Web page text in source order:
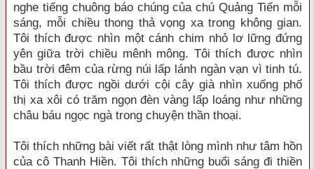
nghe tiếng chuông báo chúng của chú Quảng Tiến mỗi
sáng, mỗi chiều thong thả vọng xa trong không gian.
Tôi thích được nhìn một cánh chim nhỏ lơ lững đứng
yên giữa trời chiều mênh mông. Tôi thích được nhìn
bầu trời đêm của rừng núi lấp lánh ngàn vạn vì tinh tú.
Tôi thích được ngồi dưới cội cây già nhìn xuống phố
thị xa xôi có trăm ngọn đèn vàng lấp loáng như những
châu báu ngọc ngà trong chuyện thần thoại.
Tôi thích những bài viết rất thật lòng mình như tâm hồn
của cô Thanh Hiền. Tôi thích những buổi sáng đi thiền